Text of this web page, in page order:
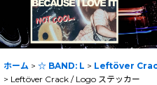
ホーム > ☆ BAND: L > Leftöver
> Leftöver Crack / Logo ステッカー